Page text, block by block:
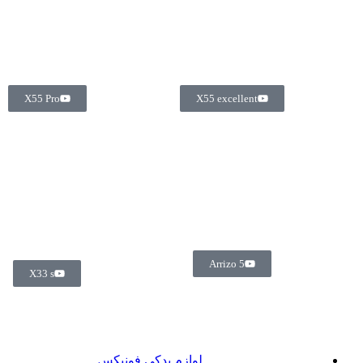
X55 excellent
Arrizo 5
X55 Pro
X33 s
لوازم یدکی فونیکس